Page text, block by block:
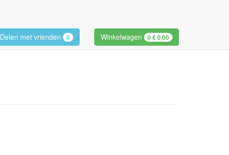
Delen met vrienden 0 Winkelwagen 0€ 0,00